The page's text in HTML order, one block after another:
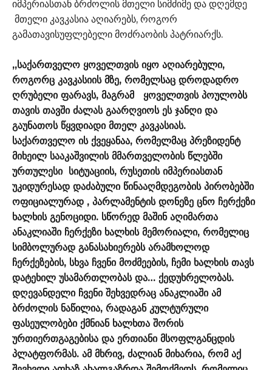
იმპერიასთან ბრძოლის მთელი სიმძიმე და დღემდე
მთელი კავკასია აღიარებს, როგორ
გამათავისუფლებელი მოძრაობის პატრიარქს.
,,საქართველო ყოველთვის იყო აღიარებული,
როგორც კავკასიის მზე, რომელსაც დროდადრო
ღრუბელი ფარავს, მაგრამ ყოველთვის პოულობს
თავის თავში ძალას გაარღვიოს ეს ჯანღი და
გაუნათოს წყვდიადი მთელ კავკასიას.
საქართველო ის ქვეყანაა, რომელმაც პრეზიდენტ
მიხეილ სააკაშვილის მმართველობის წლებში
ურთულესი სიტუაციის, რუსეთის იმპერიასთან
უკიდურესად დაძაბული წინააღმდეგობის პირობებში
ოფიციალურად , პარლამენტის დონეზე ცნო ჩერქეზი
ხალხის გენოციდი. სწორედ მაშინ აღიმართა
ანაკლიაში ჩერქეზი ხალხის მემორიალი, რომელიც
სიმბოლურად განასახიერებს არამხოლოდ
ჩერქეზების, სხვა ჩვენი მოძმეების, ჩემი ხალხის თავს
დატეხილ უსამართლობას და… ქედუხრელობას.
დღევანდელი ჩვენი შეხვედრაც ანაკლიაში ამ
ბრძოლის ნაწილია, რადაგან კულტურული
ფასეულობები ქმნიან ხალხთა შორის
ურთიერთგაგებისა და ერთიანი მსოფლგანცდის
პლატფორმას. ამ მხრივ, ძალიან მიხარია, რომ აქ